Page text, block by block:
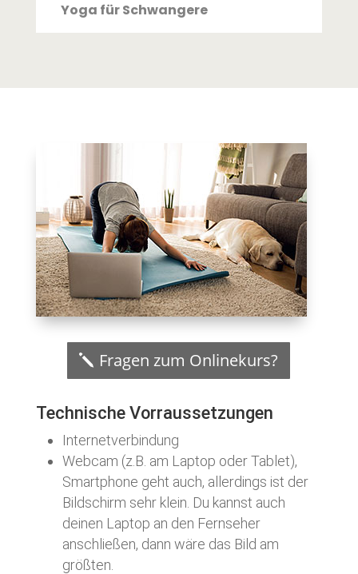
Yoga für Schwangere
Fragen zum Onlinekurs?
Technische Vorraussetzungen
Internetverbindung
Webcam (z.B. am Laptop oder Tablet),
Smartphone geht auch, allerdings ist der
Bildschirm sehr klein. Du kannst auch
deinen Laptop an den Fernseher
anschließen, dann wäre das Bild am
größten.